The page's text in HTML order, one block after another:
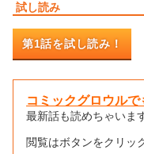
試し読み
第1話を試し読み！
コミックグロウルで
最新話も読めちゃいま
閲覧はボタンをクリッ